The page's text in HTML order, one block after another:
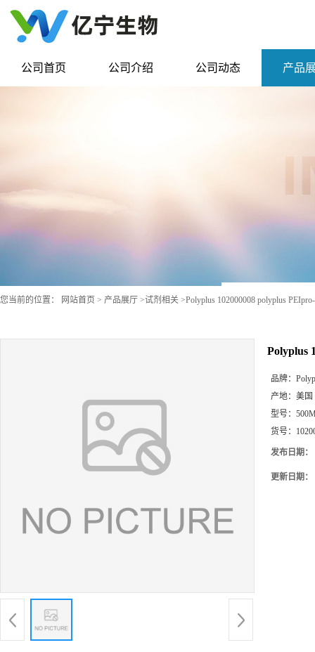
公司首页 公司介绍 公司动态 产品
您当前的位置： 网站首页 > 产品展厅 >试剂相关 >Polyplus 102000008 polyplus
Polyplus
品牌：
产地： 美国
型号：
货号：
发布日期：
更新日期：